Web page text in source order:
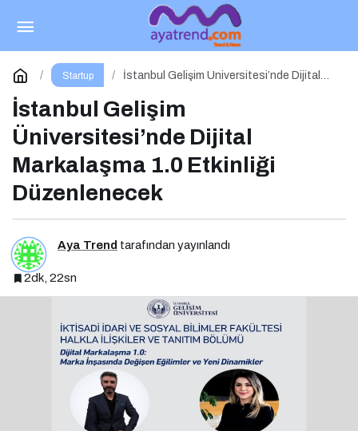
Startup
İstanbul Gelişim Üniversitesi’nde Dijital
İstanbul Gelişim
Üniversitesi’nde Dijital
Markalaşma 1.0 Etkinliği
Düzenlenecek
Aya Trend tarafından yayınlandı
2dk, 22sn
Can Bozkurt Kimdir? Can Bozkurt’un
Biyografisi: Hayatı ve Kariyeri
Yorum Yap